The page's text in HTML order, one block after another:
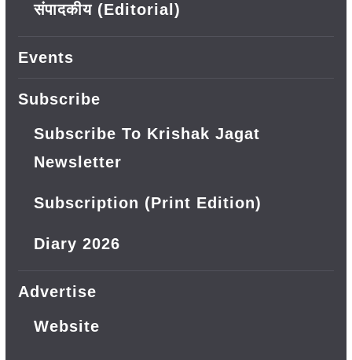
संपादकीय (Editorial)
Events
Subscribe
Subscribe To Krishak Jagat
Newsletter
Subscription (Print Edition)
Diary 2026
Advertise
Website